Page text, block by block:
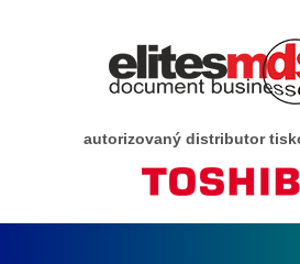
autorizovaný distributor